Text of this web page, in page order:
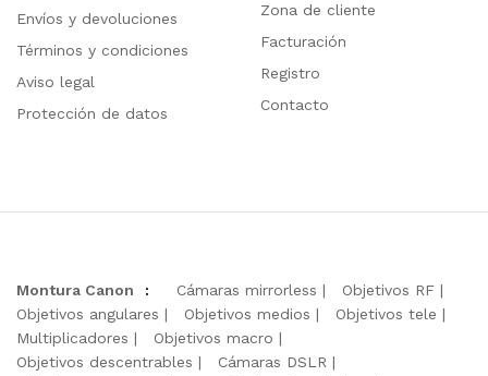
Envíos y devoluciones
Términos y condiciones
Aviso legal
Protección de datos
Zona de cliente
Facturación
Registro
Contacto
Montura Canon : Cámaras mirrorless
Objetivos RF
Objetivos angulares
Objetivos medios
Objetivos tele
Multiplicadores
Objetivos macro
Objetivos descentrables
Cámaras DSLR